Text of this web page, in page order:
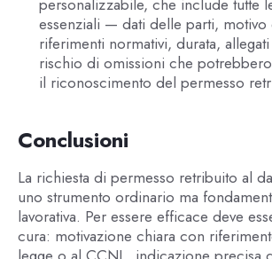
personalizzabile, che include tutte
essenziali — dati delle parti, motivo
riferimenti normativi, durata,
rischio di omissioni che
il riconoscimento del permesso
Conclusioni
La richiesta di permesso retribuito al
uno strumento ordinario ma
lavorativa. Per essere efficace deve
cura: motivazione chiara con